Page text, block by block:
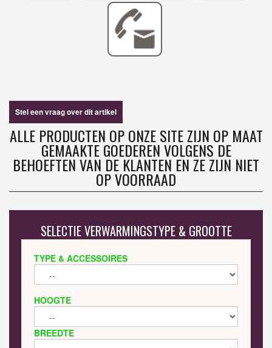
Stel een vraag over dit artikel
ALLE PRODUCTEN OP ONZE SITE ZIJN OP MAAT
GEMAAKTE GOEDEREN VOLGENS DE
BEHOEFTEN VAN DE KLANTEN EN ZE ZIJN NIET
OP VOORRAAD
SELECTIE VERWARMINGSTYPE & GROOTTE
TYPE & ACCESSOIRES
HOOGTE
BREEDTE